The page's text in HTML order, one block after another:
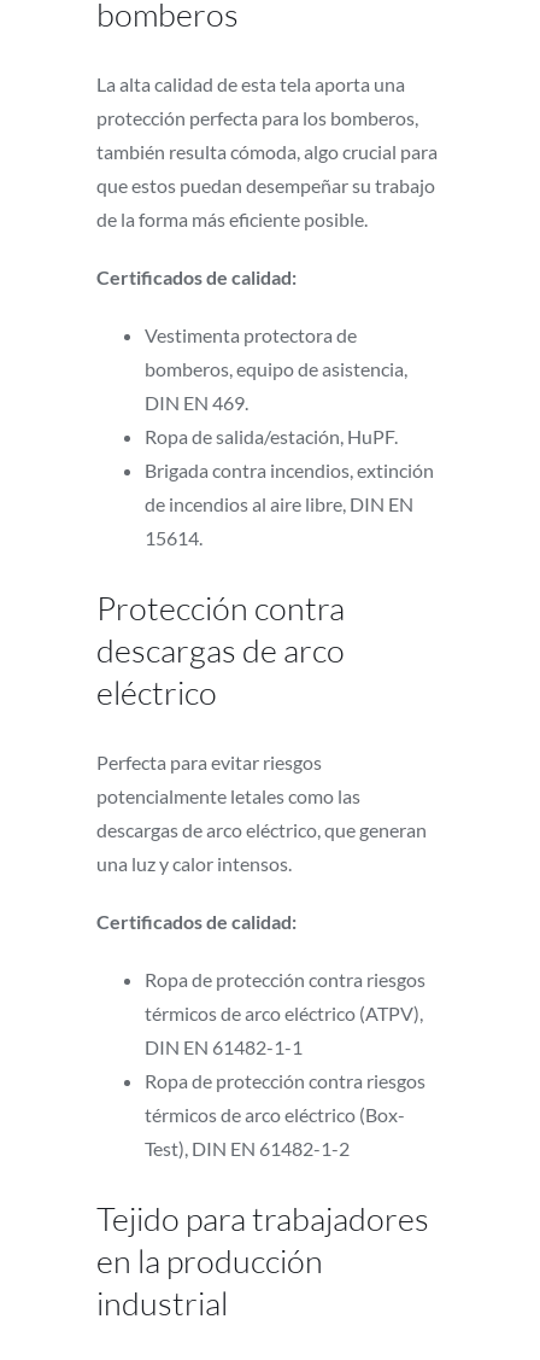
bomberos
La alta calidad de esta tela aporta una
protección perfecta para los bomberos,
también resulta cómoda, algo crucial para
que estos puedan desempeñar su trabajo
de la forma más eficiente posible.
Certificados de calidad:
Vestimenta protectora de
bomberos, equipo de asistencia,
DIN EN 469.
Ropa de salida/estación, HuPF.
Brigada contra incendios, extinción
de incendios al aire libre, DIN EN
15614.
Protección contra
descargas de arco
eléctrico
Perfecta para evitar riesgos
potencialmente letales como las
descargas de arco eléctrico, que generan
una luz y calor intensos.
Certificados de calidad:
Ropa de protección contra riesgos
térmicos de arco eléctrico (ATPV),
DIN EN 61482-1-1
Ropa de protección contra riesgos
térmicos de arco eléctrico (Box-
Test), DIN EN 61482-1-2
Tejido para trabajadores
en la producción
industrial